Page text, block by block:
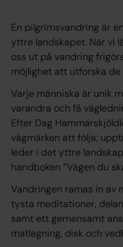
En pilgrimsvandring är
yttre landskapet. När vi
oss ut på vandring
möjlighet att utforska de
Varje människa är unik
varandra och få
Efter Dag
vägmärken att följa;
leder i det yttre
handboken ”Vägen du
Vandringen ramas in av
tysta meditationer,
samt ett gemensamt
matlagning, disk och